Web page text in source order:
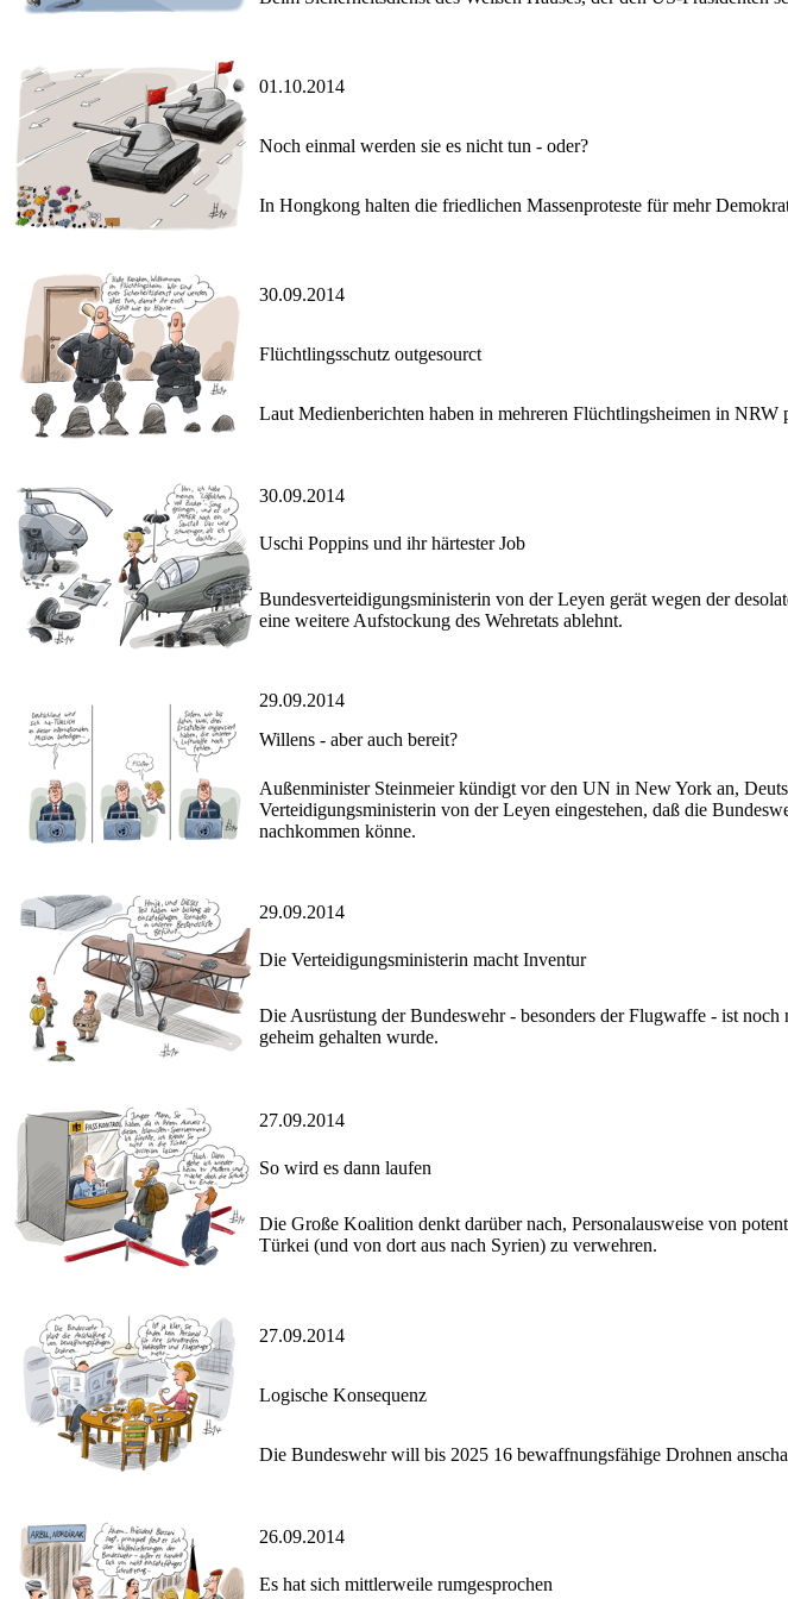
01.10.2014
Noch einmal werden sie es nicht tun - oder?
In Hongkong halten die friedlichen Massenproteste für mehr
30.09.2014
Flüchtlingsschutz outgesourct
Laut Medienberichten haben in mehreren Flüchtlingsheimen in
30.09.2014
Uschi Poppins und ihr härtester Job
Bundesverteidigungsministerin von der Leyen gerät wegen der
eine weitere Aufstockung des Wehretats ablehnt.
29.09.2014
Willens - aber auch bereit?
Außenminister Steinmeier kündigt vor den UN in New York an,
Verteidigungsministerin von der Leyen eingestehen, daß die
nachkommen könne.
29.09.2014
Die Verteidigungsministerin macht Inventur
Die Ausrüstung der Bundeswehr - besonders der Flugwaffe - ist noch
geheim gehalten wurde.
27.09.2014
So wird es dann laufen
Die Große Koalition denkt darüber nach, Personalausweise von
Türkei (und von dort aus nach Syrien) zu verwehren.
27.09.2014
Logische Konsequenz
Die Bundeswehr will bis 2025 16 bewaffnungsfähige Drohnen
26.09.2014
Es hat sich mittlerweile rumgesprochen